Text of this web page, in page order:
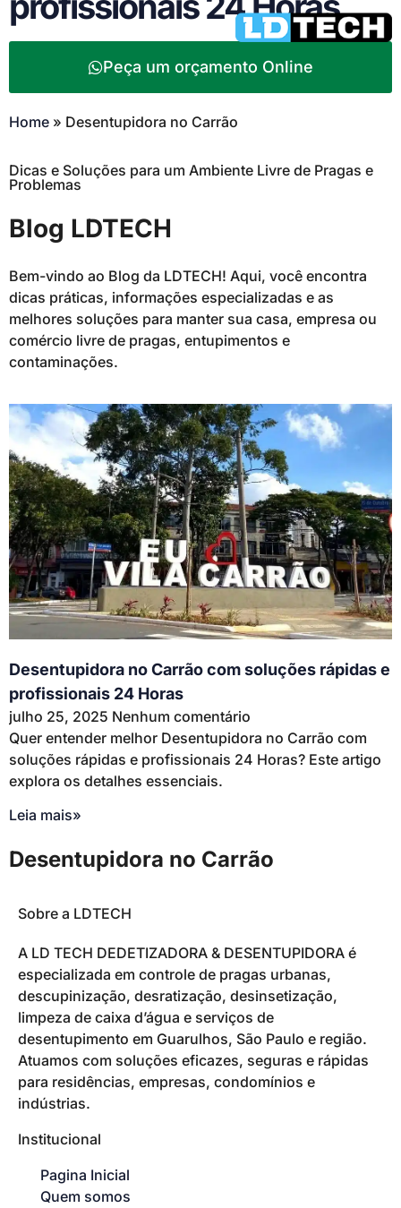
Peça um orçamento Online
Home » Desentupidora no Carrão
Dicas e Soluções para um Ambiente Livre de Pragas e
Problemas
Blog LDTECH
Bem-vindo ao Blog da LDTECH! Aqui, você encontra
dicas práticas, informações especializadas e as
melhores soluções para manter sua casa, empresa ou
comércio livre de pragas, entupimentos e
contaminações.
Desentupidora no Carrão com soluções rápidas e
profissionais 24 Horas
julho 25, 2025 Nenhum comentário
Quer entender melhor Desentupidora no Carrão com
soluções rápidas e profissionais 24 Horas? Este artigo
explora os detalhes essenciais.
Leia mais»
Desentupidora no Carrão
Sobre a LDTECH
A LD TECH DEDETIZADORA & DESENTUPIDORA é
especializada em controle de pragas urbanas,
descupinização, desratização, desinsetização,
limpeza de caixa d’água e serviços de
desentupimento em Guarulhos, São Paulo e região.
Atuamos com soluções eficazes, seguras e rápidas
para residências, empresas, condomínios e
indústrias.
Institucional
Pagina Inicial
Quem somos